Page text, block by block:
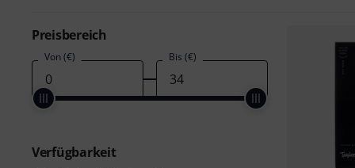
Preisbereich
Von (€) Bis (€)
Verfügbarkeit